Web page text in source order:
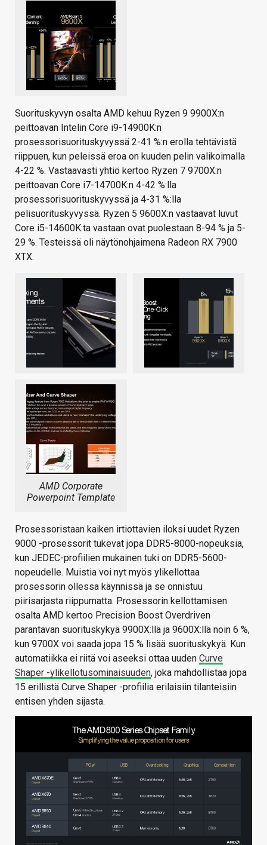
Suorituskyvyn osalta AMD kehuu Ryzen 9 9900X:n
peittoavan Intelin Core i9-14900K:n
prosessorisuorituskyvyssä 2-41 %:n erolla tehtävistä
riippuen, kun peleissä eroa on kuuden pelin valikoimalla
4-22 %. Vastaavasti yhtiö kertoo Ryzen 7 9700X:n
peittoavan Core i7-14700K:n 4-42 %:lla
prosessorisuorituskyvyssä ja 4-31 %:lla
pelisuorituskyvyssä. Ryzen 5 9600X:n vastaavat luvut
Core i5-14600K:ta vastaan ovat puolestaan 8-94 % ja 5-
29 %. Testeissä oli näytönohjaimena Radeon RX 7900
XTX.
AMD Corporate
Powerpoint Template
Prosessoristaan kaiken irtiottavien iloksi uudet Ryzen
9000 -prosessorit tukevat jopa DDR5-8000-nopeuksia,
kun JEDEC-profiilien mukainen tuki on DDR5-5600-
nopeudelle. Muistia voi nyt myös ylikellottaa
prosessorin ollessa käynnissä ja se onnistuu
piirisarjasta riippumatta. Prosessorin kellottamisen
osalta AMD kertoo Precision Boost Overdriven
parantavan suorituskykyä 9900X:llä ja 9600X:llä noin 6 %,
kun 9700X voi saada jopa 15 % lisää suorituskykyä. Kun
automatiikka ei riitä voi aseeksi ottaa uuden Curve
Shaper -ylikellotusominaisuuden, joka mahdollistaa jopa
15 erillistä Curve Shaper -profiilia erilaisiin tilanteisiin
entisen yhden sijasta.